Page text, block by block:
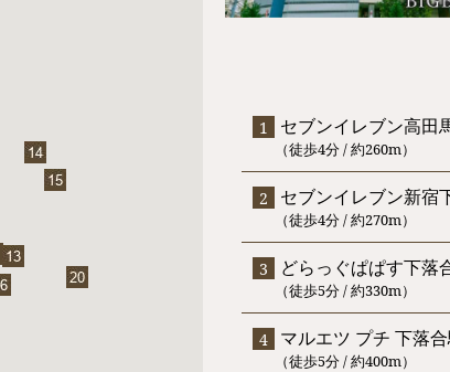
セブンイレブン高田
（徒歩4分 / 約260m）
セブンイレブン新宿
（徒歩4分 / 約270m）
どらっぐぱぱす下落
（徒歩5分 / 約330m）
マルエツ プチ 下落
（徒歩5分 / 約400m）